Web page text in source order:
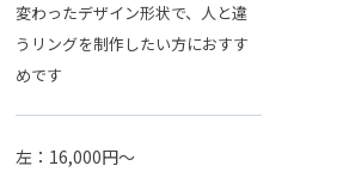
変わったデザイン形状で、人と違
うリングを制作したい方におすす
めです
左：16,000円～